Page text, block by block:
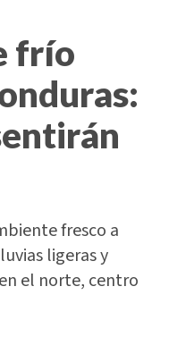
frío
fresco a
ligeras y
el norte, centro